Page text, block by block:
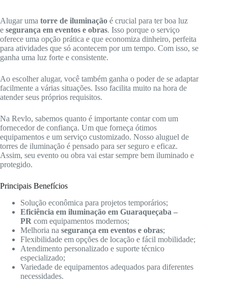
Alugar uma torre de iluminação é crucial para ter boa luz
e segurança em eventos e obras. Isso porque o serviço
oferece uma opção prática e que economiza dinheiro, perfeita
para atividades que só acontecem por um tempo. Com isso, se
ganha uma luz forte e consistente.
Ao escolher alugar, você também ganha o poder de se adaptar
facilmente a várias situações. Isso facilita muito na hora de
atender seus próprios requisitos.
Na Revlo, sabemos quanto é importante contar com um
fornecedor de confiança. Um que forneça ótimos
equipamentos e um serviço customizado. Nosso aluguel de
torres de iluminação é pensado para ser seguro e eficaz.
Assim, seu evento ou obra vai estar sempre bem iluminado e
protegido.
Principais Benefícios
Solução econômica para projetos temporários;
Eficiência em iluminação em Guaraqueçaba –
PR com equipamentos modernos;
Melhoria na segurança em eventos e obras;
Flexibilidade em opções de locação e fácil mobilidade;
Atendimento personalizado e suporte técnico
especializado;
Variedade de equipamentos adequados para diferentes
necessidades.